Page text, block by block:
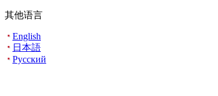
其他语言
English
日本語
Русский